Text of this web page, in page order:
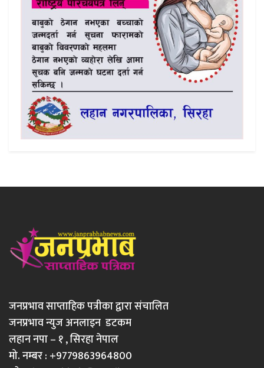
जनप्रभाव साप्ताहिक पत्रीका द्वारा संचालित
जनप्रभाव न्युज अनलाइन डटकम
लहान नपा – १ , सिरहा नेपाल
मो. नम्बर : +9779863964800